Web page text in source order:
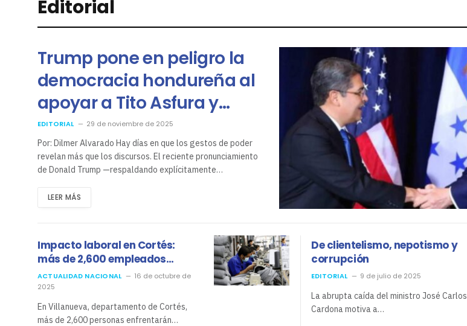
Editorial
Trump pone en peligro la
democracia hondureña al
apoyar a Tito Asfura y
anunciar un posible
indulto para JOH
EDITORIAL 29 de noviembre de 2025
Por: Dilmer Alvarado Hay días en que los gestos de poder
revelan más que los discursos. El reciente pronunciamiento
de Donald Trump —respaldando explícitamente…
LEER MÁS
Impacto laboral en Cortés:
más de 2,600 empleados
perderán su empleo tras
cierre de maquila
ACTUALIDAD NACIONAL
16 de octubre de
2025
En Villanueva, departamento de Cortés,
más de 2,600 personas enfrentarán…
De clientelismo, nepotismo y
corrupción
EDITORIAL 9 de julio de 2025
La abrupta caída del ministro José Carlos
Cardona motiva a…